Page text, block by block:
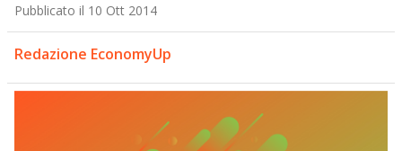
Pubblicato il 10 Ott 2014
Redazione EconomyUp